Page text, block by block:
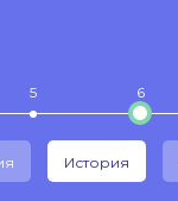
5 6
История